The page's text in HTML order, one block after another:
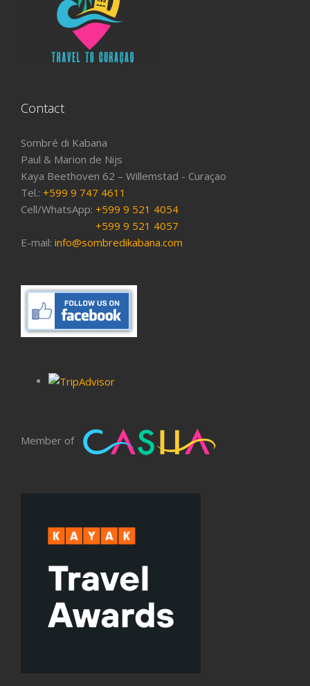
Contact
Sombré di Kabana
Paul & Marion de Nijs
Kaya Beethoven 62 – Willemstad - Curaçao
Tel.: +599 9 747 4611
Cell/WhatsApp: +599 9 521 4054
+599 9 521 4057
E-mail: info@sombredikabana.com
Member of